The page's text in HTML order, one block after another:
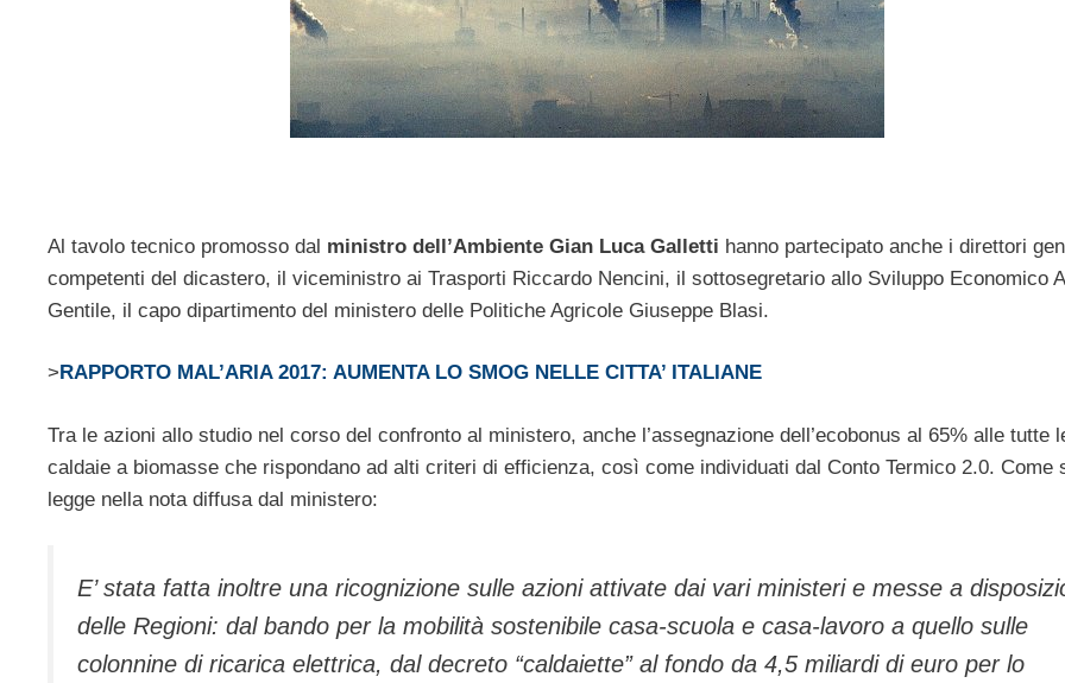
Al tavolo tecnico promosso dal ministro dell’Ambiente Gian Luca Galletti hanno partecipato anche i direttori
competenti del dicastero, il viceministro ai Trasporti Riccardo Nencini, il sottosegretario allo Sviluppo Economico
Gentile, il capo dipartimento del ministero delle Politiche Agricole Giuseppe Blasi.
> RAPPORTO MAL’ARIA 2017: AUMENTA LO SMOG NELLE CITTA’ ITALIANE
Tra le azioni allo studio nel corso del confronto al ministero, anche l’assegnazione dell’ecobonus al 65% alle tutte
caldaie a biomasse che rispondano ad alti criteri di efficienza, così come individuati dal Conto Termico 2.0. Come
legge nella nota diffusa dal ministero:
E’ stata fatta inoltre una ricognizione sulle azioni attivate dai vari ministeri e messe a
delle Regioni: dal bando per la mobilità sostenibile casa-scuola e casa-lavoro a quello sulle
colonnine di ricarica elettrica, dal decreto “caldaiette” al fondo da 4,5 miliardi di euro per lo